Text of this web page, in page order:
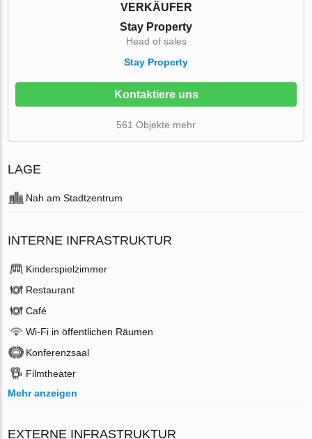
VERKÄUFER
Stay Property
Head of sales
Stay Property
Kontaktiere uns
561 Objekte mehr
LAGE
Nah am Stadtzentrum
INTERNE INFRASTRUKTUR
Kinderspielzimmer
Restaurant
Café
Wi-Fi in öffentlichen Räumen
Konferenzsaal
Filmtheater
Mehr anzeigen
EXTERNE INFRASTRUKTUR